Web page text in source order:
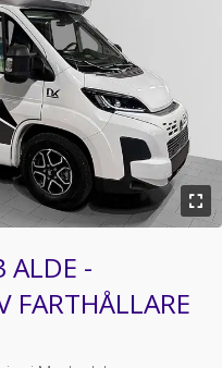
-
FARTHÅLLARE